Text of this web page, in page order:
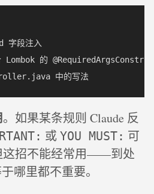
字段注入
Lombok 的
。如果某条规则 Claude 反
或 YOU MUST: 可
这招不能经常用——到处
哪里都不重要。